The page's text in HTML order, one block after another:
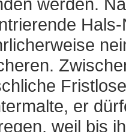
werden.
er
weil bis